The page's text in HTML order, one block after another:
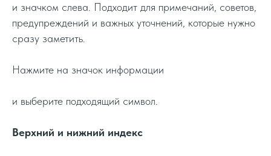
и значком слева. Подходит для примечаний, советов,
предупреждений и важных уточнений, которые нужно
сразу заметить.
Нажмите на значок информации
и выберите подходящий символ.
Верхний и нижний индекс